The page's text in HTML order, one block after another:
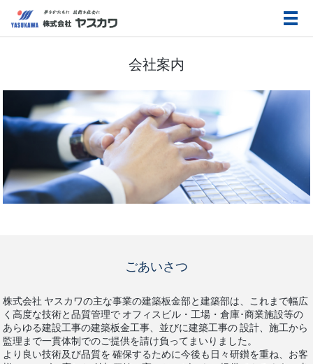
メ
会社案内
ごあいさつ
株式会社 ヤスカワの主な事業の建築板金部と建築部は、これまで幅広
く高度な技術と品質管理で オフィスビル・工場・倉庫･商業施設等の
あらゆる建設工事の建築板金工事、並びに建築工事の設計、施工から
監理まで一貫体制でのご提供を請け負ってまいりました。
より良い技術及び品質を 確保するために今後も日々研鑚を重ね、お客